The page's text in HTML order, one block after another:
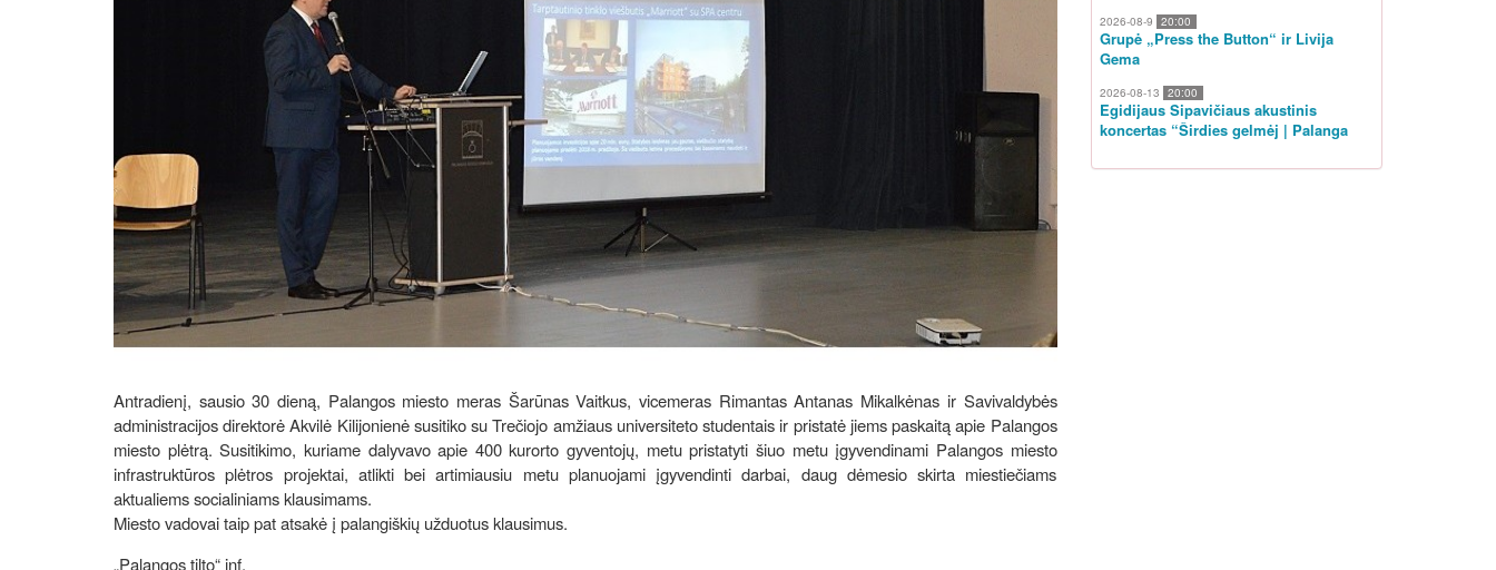
Antradienį, sausio 30 dieną, Palangos miesto meras Šarūnas Vaitkus, vicemeras Rimantas Antanas Mikalkėnas ir Savivaldybės
administracijos direktorė Akvilė Kilijonienė susitiko su Trečiojo amžiaus universiteto studentais ir pristatė jiems paskaitą apie Palangos
miesto plėtrą. Susitikimo, kuriame dalyvavo apie 400 kurorto gyventojų, metu pristatyti šiuo metu įgyvendinami Palangos miesto
infrastruktūros plėtros projektai, atlikti bei artimiausiu metu planuojami įgyvendinti darbai, daug dėmesio skirta miestiečiams
aktualiems socialiniams klausimams.
Miesto vadovai taip pat atsakė į palangiškių užduotus klausimus.
„Palangos tilto“ inf.
2026-08-9 20:00
Grupė „Press the Button“ ir Livija
Gema
2026-08-13 20:00
Egidijaus Sipavičiaus akustinis
koncertas “Širdies gelmėj | Palanga